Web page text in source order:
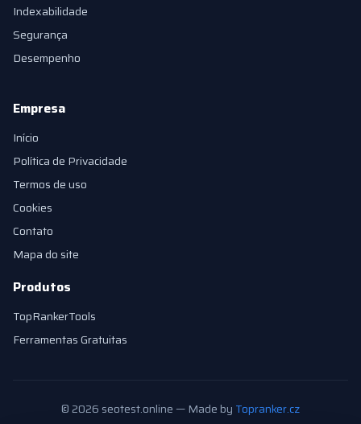
Indexabilidade
Segurança
Desempenho
Empresa
Início
Política de Privacidade
Termos de uso
Cookies
Contato
Mapa do site
Produtos
TopRankerTools
Ferramentas Gratuitas
© 2026 seotest.online — Made by Topranker.cz